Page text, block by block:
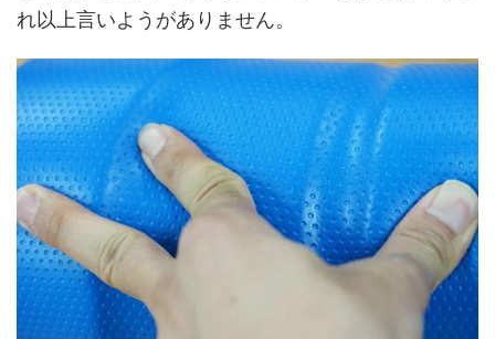
れ以上言いようがありません。